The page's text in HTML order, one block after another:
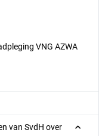
VNG AZWA
van SvdH over